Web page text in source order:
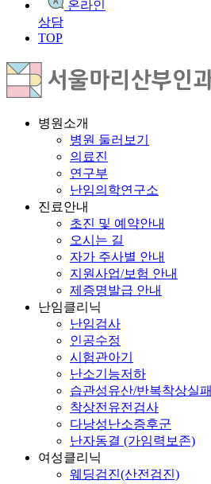
온라인
상담
TOP
병원소개
병원 둘러보기
의료진
연구부
난임의학연구소
진료안내
초진 및 예약안내
오시는 길
자가 주사별 안내
지원사업/보험 안내
제증명발급 안내
난임클리닉
난임검사
인공수정
시험관아기
난소기능저하
습관성유산/반복착상실패
착상전유전검사
다낭성난소증후군
난자동결 (가임력보존)
여성클리닉
웨딩검진(산전검진)